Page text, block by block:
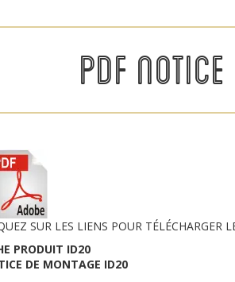
PDF NOTICE
SUR LES LIENS POUR TÉLÉCHARGER
PRODUIT ID20
DE MONTAGE ID20